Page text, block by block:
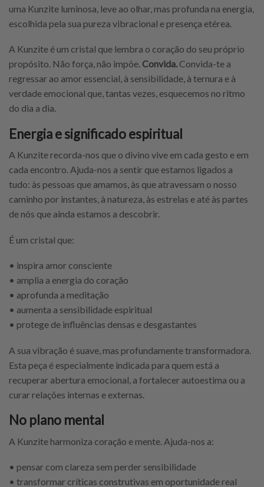
uma Kunzite luminosa, leve ao olhar, mas profunda na energia,
escolhida pela sua pureza vibracional e presença etérea.
A Kunzite é um cristal que lembra o coração do seu próprio
propósito. Não força, não impõe. Convida. Convida-te a
regressar ao amor essencial, à sensibilidade, à ternura e à
verdade emocional que, tantas vezes, esquecemos no ritmo
do dia a dia.
Energia e significado espiritual
A Kunzite recorda-nos que o divino vive em cada gesto e em
cada encontro. Ajuda-nos a sentir que estamos ligados a
tudo: às pessoas que amamos, às que atravessam o nosso
caminho por instantes, à natureza, às estrelas e até às partes
de nós que ainda estamos a descobrir.
É um cristal que:
• inspira amor consciente
• amplia a energia do coração
• aprofunda a meditação
• aumenta a sensibilidade espiritual
• protege de influências densas e desgastantes
A sua vibração é suave, mas profundamente transformadora.
Esta peça é especialmente indicada para quem está a
recuperar abertura emocional, a fortalecer autoestima ou a
curar relações internas e externas.
No plano mental
A Kunzite harmoniza coração e mente. Ajuda-nos a:
• pensar com clareza sem perder sensibilidade
• transformar críticas construtivas em oportunidade real